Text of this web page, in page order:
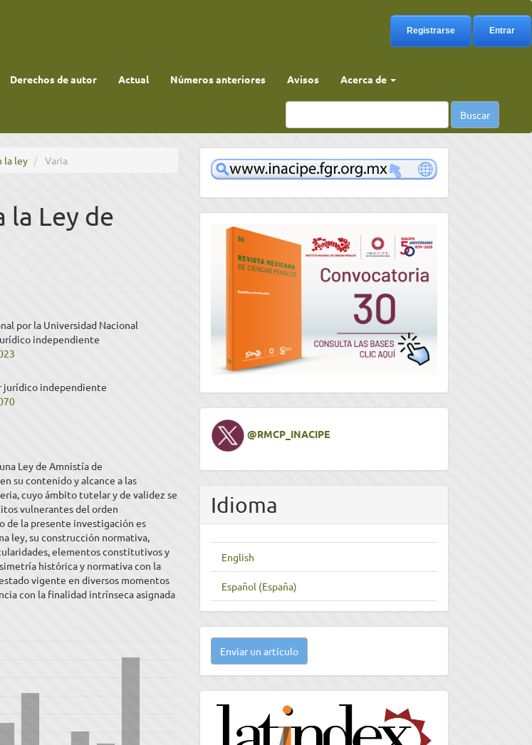
Registrarse Entrar
Derechos de autor Actual Números anteriores Avisos Acerca de
Buscar
la ley Varia
la Ley de
por la Universidad Nacional
independiente
jurídico independiente
Ley de Amnistía de
su contenido y alcance a las
cuyo ámbito tutelar y de validez se
vulnerantes del orden
de la presente investigación es
ley, su construcción normativa,
elementos constitutivos y
histórica y normativa con la
vigente en diversos momentos
con la finalidad intrínseca asignada
www
convocatoria
Twitter@RMCP_INACIPE
Idioma
English
Español (España)
Enviar
un
artículo
Enviar un artículo
latindex